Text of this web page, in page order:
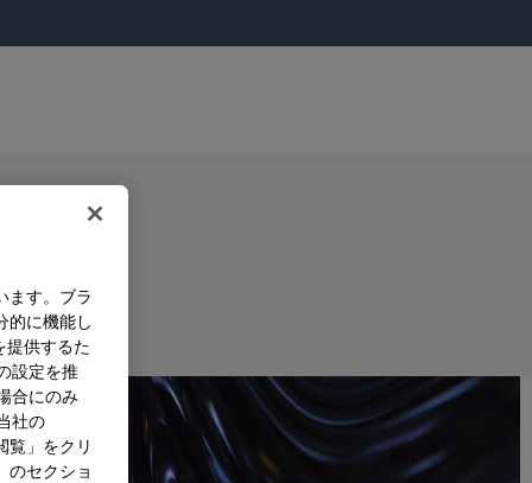
ます。ブラ
的に機能し
提供するた
設定を推
合にのみ
社の
覧」をクリ
のセクショ